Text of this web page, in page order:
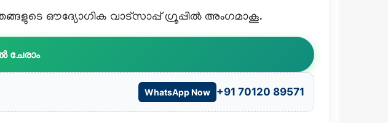
ഔദ്യോഗിക വാട്സാപ്പ് ഗ്രൂപ്പിൽ അംഗമാകൂ.
ചേരാം
WhatsApp Now +91 70120 89571